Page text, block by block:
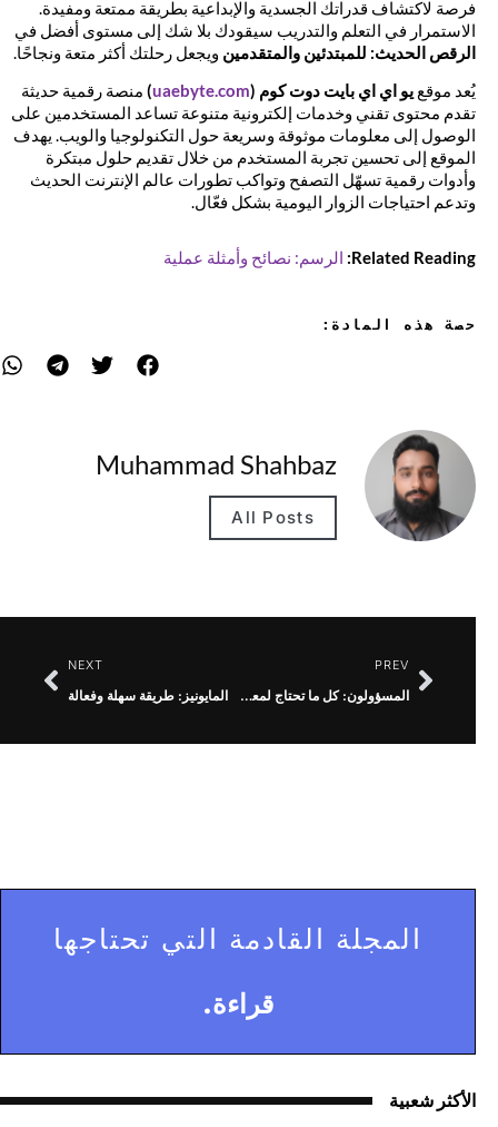
فرصة لاكتشاف قدراتك الجسدية والإبداعية بطريقة ممتعة ومفيدة.
الاستمرار في التعلم والتدريب سيقودك بلا شك إلى مستوى أفضل في
الرقص الحديث: للمبتدئين والمتقدمينويجعل رحلتك أكثر متعة ونجاحًا.
يُعد موقعيو اي اي بايت دوت كوم ( uaebyte.com
)منصة رقمية حديثة
تقدم محتوى تقني وخدمات إلكترونية متنوعة تساعد المستخدمين على
الوصول إلى معلومات موثوقة وسريعة حول التكنولوجيا والويب. يهدف
الموقع إلى تحسين تجربة المستخدم من خلال تقديم حلول مبتكرة
وأدوات رقمية تسهّل التصفح وتواكب تطورات عالم الإنترنت الحديث
وتدعم احتياجات الزوار اليومية بشكل فعّال.
Related Reading: الرسم: نصائح وأمثلة عملية
حصة هذه المادة:
Muhammad Shahbaz
All Posts
PREV
المسؤولون: كل ما تحتاج لمعرفته
NEXT
المايونيز: طريقة سهلة وفعالة
المجلة القادمة التي تحتاجها
قراءة.
الأكثر شعبية